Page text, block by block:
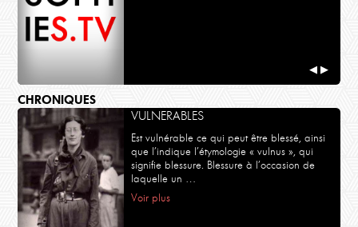
BOUDDHISME
Tsultrim Allione : Nourrir ses démons
Tsultrim Allione : Nourrir ses démons
BOUDDHISME
17ème Karmapa - Marie-Laurence Cattoire
17eme Karmapa - Marie-Laurence Cattoire
◀ ▶
CHRONIQUES
VULNERABLES
Est vulnérable ce qui peut être blessé, ainsi
que l’indique l’étymologie « vulnus », qui
signifie blessure. Blessure à l’occasion de
laquelle un …
Voir plus